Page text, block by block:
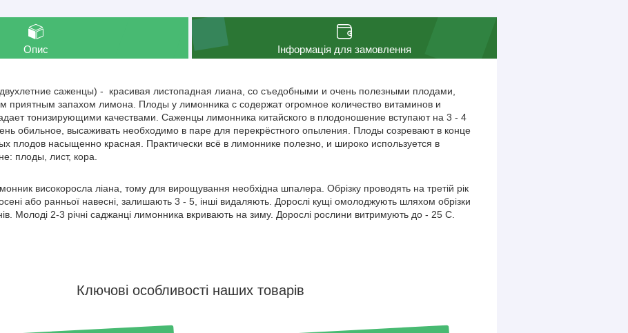
Опис Інформація для замовлення
саженцы) - красивая листопадная лиана, со съедобными и очень полезными плодами,
приятным запахом лимона. Плоды у лимонника с содержат огромное количество витаминов и
тонизирующими качествами. Саженцы лимонника китайского в плодоношение вступают на 3 - 4
обильное, высаживать необходимо в паре для перекрёстного опыления. Плоды созревают в конце
плодов насыщенно красная. Практически всё в лимоннике полезно, и широко используется в
плоды, лист, кора.
високоросла ліана, тому для вирощування необхідна шпалера. Обрізку проводять на третій рік
осені або ранньої навесні, залишають 3 - 5, інші видаляють. Дорослі кущі омолоджують шляхом обрізки
Молоді 2-3 річні саджанці лимонника вкривають на зиму. Дорослі рослини витримують до - 25 С.
Ключові особливості наших товарів